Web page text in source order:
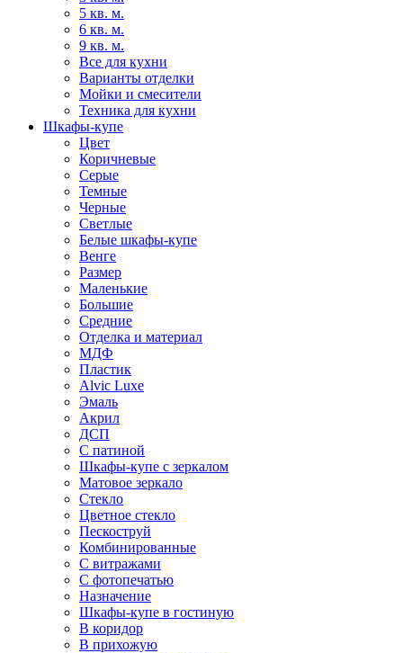
5 кв. м.
6 кв. м.
9 кв. м.
Все для кухни
Варианты отделки
Мойки и смесители
Техника для кухни
Шкафы-купе
Цвет
Коричневые
Серые
Темные
Черные
Светлые
Белые шкафы-купе
Венге
Размер
Маленькие
Большие
Средние
Отделка и материал
МДФ
Пластик
Alvic Luxe
Эмаль
Акрил
ДСП
С патиной
Шкафы-купе с зеркалом
Матовое зеркало
Стекло
Цветное стекло
Пескоструй
Комбинированные
С витражами
С фотопечатью
Назначение
Шкафы-купе в гостиную
В коридор
В прихожую